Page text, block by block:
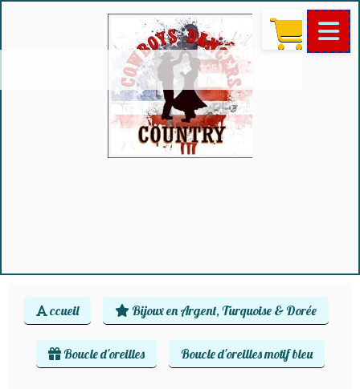
ccueil Bijoux en Argent, Turquoise & Dorée
Boucle d'oreilles Boucle d'oreilles motif bleu